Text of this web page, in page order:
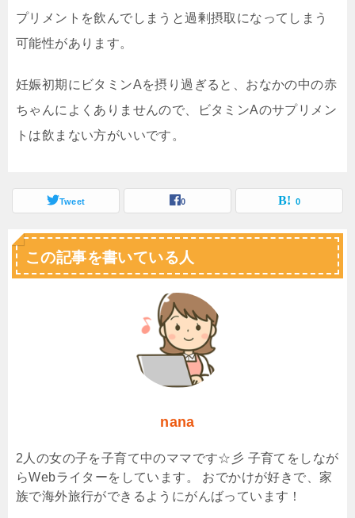
プリメントを飲んでしまうと過剰摂取になってしまう
可能性があります。
妊娠初期にビタミンAを摂り過ぎると、おなかの中の赤
ちゃんによくありませんので、ビタミンAのサプリメン
トは飲まない方がいいです。
Tweet 0 0
この記事を書いている人
nana
2人の女の子を子育て中のママです☆彡 子育てをしなが
らWebライターをしています。 おでかけが好きで、家
族で海外旅行ができるようにがんばっています！